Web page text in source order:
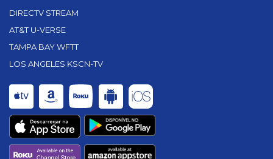
DIRECTV STREAM
AT&T U-VERSE
TAMPA BAY WFTT
LOS ANGELES KSCN-TV